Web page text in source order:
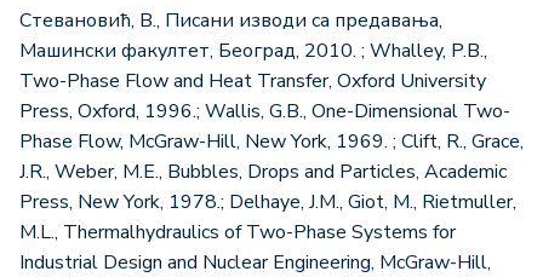
Стевановић, В., Писани изводи са предавања,
Машински факултет, Београд, 2010. ; Whalley, P.B.,
Two-Phase Flow and Heat Transfer, Oxford University
Press, Oxford, 1996.; Wallis, G.B., One-Dimensional Two-
Phase Flow, McGraw-Hill, New York, 1969. ; Clift, R., Grace,
J.R., Weber, M.E., Bubbles, Drops and Particles, Academic
Press, New York, 1978.; Delhaye, J.M., Giot, M., Rietmuller,
M.L., Thermalhydraulics of Two-Phase Systems for
Industrial Design and Nuclear Engineering, McGraw-Hill,